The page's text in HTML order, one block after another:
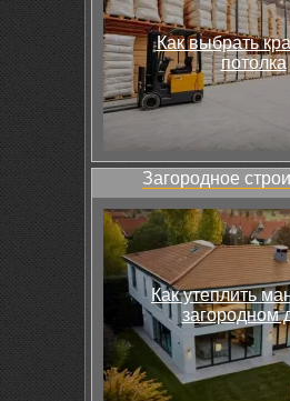
Как выбрать
потолка
Загородное
Как утеплить
загородном